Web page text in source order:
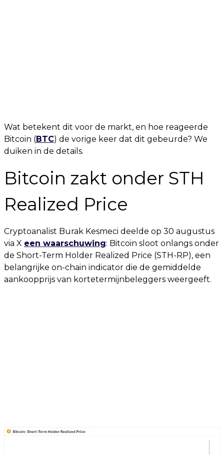
Wat betekent dit voor de markt, en hoe reageerde
Bitcoin (BTC) de vorige keer dat dit gebeurde? We
duiken in de details.
Bitcoin zakt onder STH
Realized Price
Cryptoanalist Burak Kesmeci deelde op 30 augustus
via X een waarschuwing: Bitcoin sloot onlangs onder
de Short-Term Holder Realized Price (STH-RP), een
belangrijke on-chain indicator die de gemiddelde
aankoopprijs van kortetermijnbeleggers weergeeft.